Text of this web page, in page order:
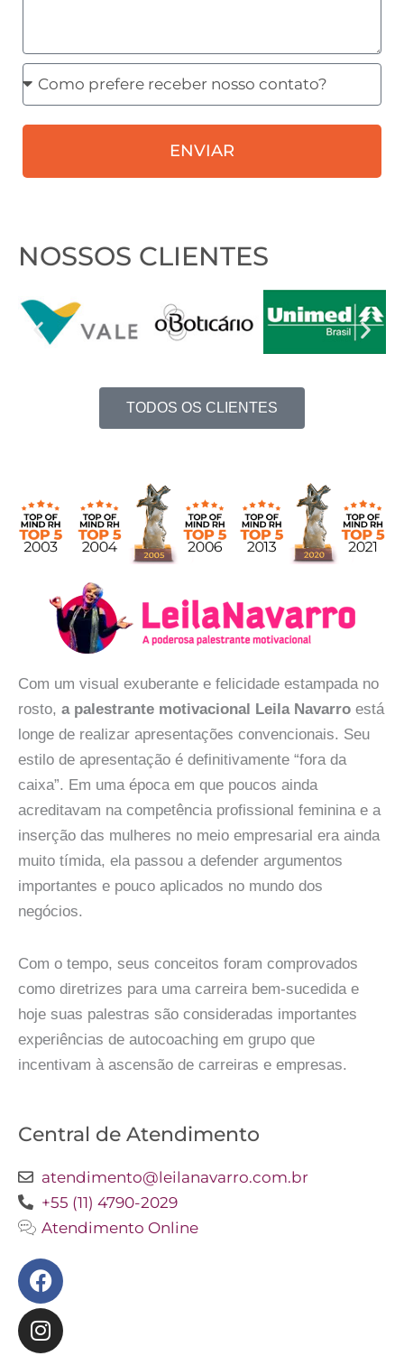
Como
prefere
receber
contato?
ENVIAR
NOSSOS CLIENTES
TODOS OS CLIENTES
Com um visual exuberante e felicidade estampada no
rosto, a palestrante motivacional Leila Navarro está
longe de realizar apresentações convencionais. Seu
estilo de apresentação é definitivamente “fora da
caixa”. Em uma época em que poucos ainda
acreditavam na competência profissional feminina e a
inserção das mulheres no meio empresarial era ainda
muito tímida, ela passou a defender argumentos
importantes e pouco aplicados no mundo dos
negócios.
Com o tempo, seus conceitos foram comprovados
como diretrizes para uma carreira bem-sucedida e
hoje suas palestras são consideradas importantes
experiências de autocoaching em grupo que
incentivam à ascensão de carreiras e empresas.
Central de Atendimento
atendimento@leilanavarro.com.br
+55 (11) 4790-2029
Atendimento Online
Facebook
Instagram
Twitter
Youtube
Linkedin
Slideshare